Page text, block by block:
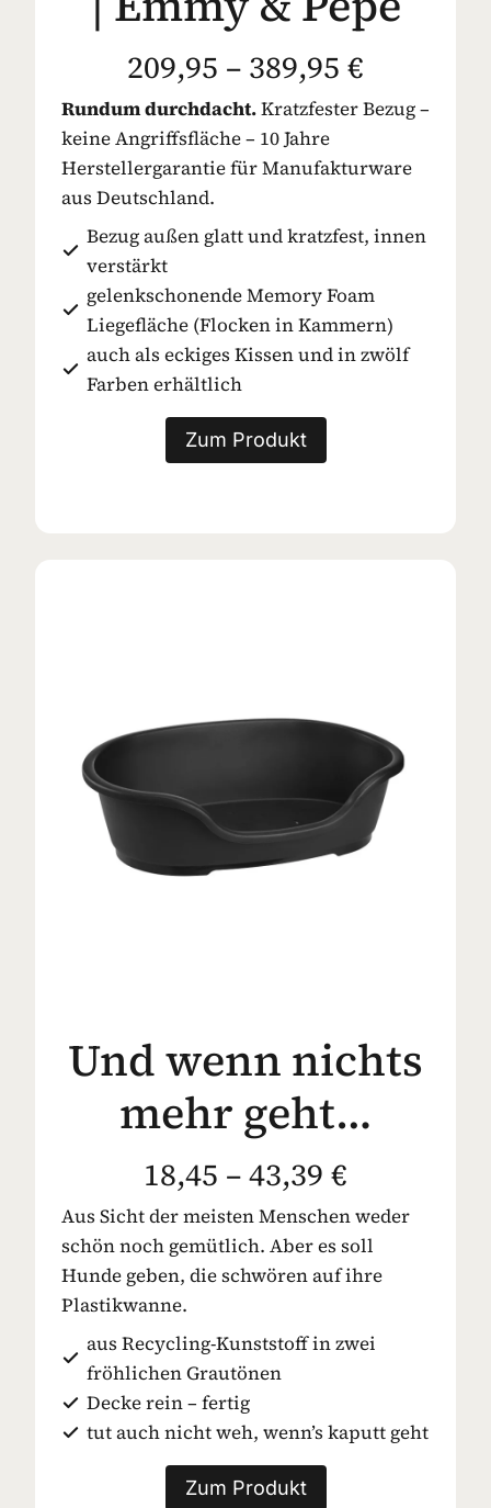
209,95 – 389,95 €
Rundum durchdacht.Kratzfester Bezug –
keine Angriffsfläche – 10 Jahre
Herstellergarantie für Manufakturware
aus Deutschland.
Bezug außen glatt und kratzfest, innen
verstärkt
gelenkschonende Memory Foam
Liegefläche (Flocken in Kammern)
auch als eckiges Kissen und in zwölf
Farben erhältlich
Zum Produkt
Und wenn nichts
mehr geht…
18,45 – 43,39 €
Aus Sicht der meisten Menschen weder
schön noch gemütlich. Aber es soll
Hunde geben, die schwören auf ihre
Plastikwanne.
aus Recycling-Kunststoff in zwei
fröhlichen Grautönen
Decke rein – fertig
tut auch nicht weh, wenn’s kaputt geht
Zum Produkt